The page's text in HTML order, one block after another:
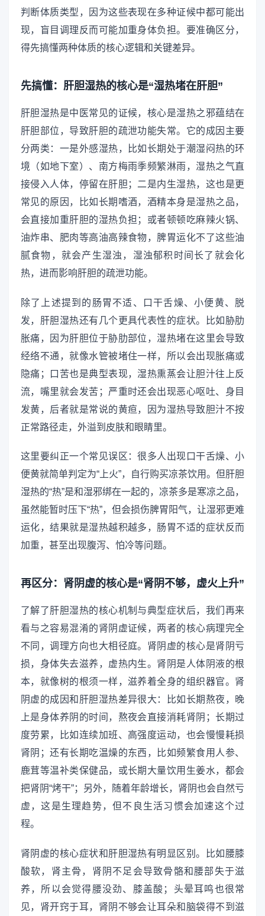
判断体质类型，因为这些表现在多种证候中都可能出
现，盲目调理反而可能加重身体负担。要准确区分，
得先搞懂两种体质的核心逻辑和关键差异。
先搞懂：肝胆湿热的核心是“湿热堵在肝胆”
肝胆湿热是中医常见的证候，核心是湿热之邪蕴结在
肝胆部位，导致肝胆的疏泄功能失常。它的成因主要
分两类：一是外感湿热，比如长期处于潮湿闷热的环
境（如地下室）、南方梅雨季频繁淋雨，湿热之气直
接侵入人体，停留在肝胆；二是内生湿热，这也是更
常见的原因，比如长期嗜酒，酒精本身是湿热之品，
会直接加重肝胆的湿热负担；或者顿顿吃麻辣火锅、
油炸串、肥肉等高油高辣食物，脾胃运化不了这些油
腻食物，就会产生湿浊，湿浊郁积时间长了就会化
热，进而影响肝胆的疏泄功能。
除了上述提到的肠胃不适、口干舌燥、小便黄、脱
发，肝胆湿热还有几个更具代表性的症状。比如胁肋
胀痛，因为肝胆位于胁肋部位，湿热堵在这里会导致
经络不通，就像水管被堵住一样，所以会出现胀痛或
隐痛；口苦也是典型表现，湿热熏蒸会让胆汁往上反
流，嘴里就会发苦；严重时还会出现恶心呕吐、身目
发黄，后者就是常说的黄疸，因为湿热导致胆汁不按
正常路径走，外溢到皮肤和眼睛里。
这里要纠正一个常见误区：很多人出现口干舌燥、小
便黄就简单判定为“上火”，自行购买凉茶饮用。但肝胆
湿热的“热”是和湿邪绑在一起的，凉茶多是寒凉之品，
虽然能暂时压下“热”，但会损伤脾胃阳气，让湿邪更难
运化，结果就是湿热越积越多，肠胃不适的症状反而
加重，甚至出现腹泻、怕冷等问题。
再区分：肾阴虚的核心是“肾阴不够，虚火上升”
了解了肝胆湿热的核心机制与典型症状后，我们再来
看与之容易混淆的肾阴虚证候，两者的核心病理完全
不同，调理方向也大相径庭。肾阴虚的核心是肾阴亏
损，身体失去滋养，虚热内生。肾阴是人体阴液的根
本，就像树的根须一样，滋养着全身的组织器官。肾
阴虚的成因和肝胆湿热差异很大：比如长期熬夜，晚
上是身体养阴的时间，熬夜会直接消耗肾阴；长期过
度劳累，比如连续加班、高强度运动，也会慢慢耗损
肾阴；还有长期吃温燥的东西，比如频繁食用人参、
鹿茸等温补类保健品，或长期大量饮用生姜水，都会
把肾阴“烤干”；另外，随着年龄增长，肾阴也会自然亏
虚，这是生理趋势，但不良生活习惯会加速这个过
程。
肾阴虚的核心症状和肝胆湿热有明显区别。比如腰膝
酸软，肾主骨，肾阴不足会导致骨骼和腰部失于滋
养，所以会觉得腰没劲、膝盖酸；头晕耳鸣也很常
见，肾开窍于耳，肾阴不够会让耳朵和脑袋得不到滋